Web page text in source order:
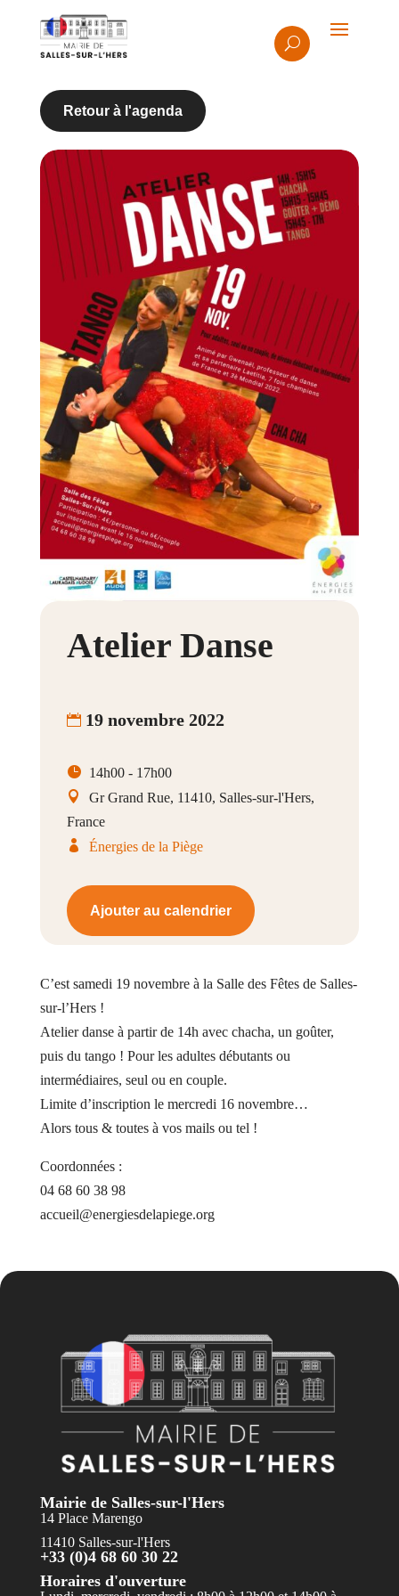
Retour à l'agenda
Atelier Danse
19 novembre 2022
14h00 - 17h00
Gr Grand Rue, 11410, Salles-sur-l'Hers,
France
Énergies de la Piège
Ajouter au calendrier
C’est samedi 19 novembre à la Salle des Fêtes de Salles-
sur-l’Hers !
Atelier danse à partir de 14h avec chacha, un goûter,
puis du tango ! Pour les adultes débutants ou
intermédiaires, seul ou en couple.
Limite d’inscription le mercredi 16 novembre…
Alors tous & toutes à vos mails ou tel !
Coordonnées :
04 68 60 38 98
accueil@energiesdelapiege.org
Mairie de Salles-sur-l'Hers
14 Place Marengo
11410 Salles-sur-l'Hers
+33 (0)4 68 60 30 22
Horaires d'ouverture